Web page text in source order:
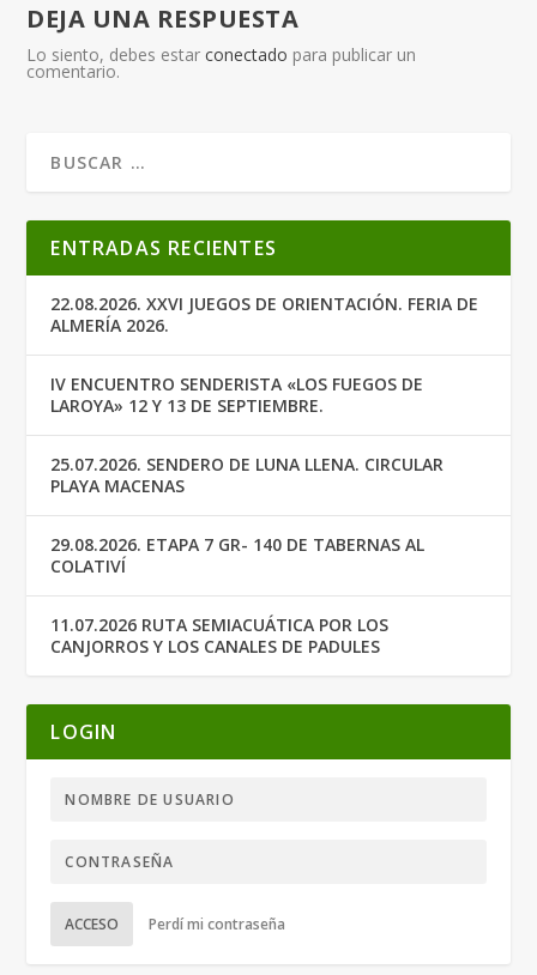
DEJA UNA RESPUESTA
Lo siento, debes estarconectado para publicar un
comentario.
ENTRADAS RECIENTES
22.08.2026. XXVI JUEGOS DE ORIENTACIÓN. FERIA DE
ALMERÍA 2026.
IV ENCUENTRO SENDERISTA «LOS FUEGOS DE
LAROYA» 12 Y 13 DE SEPTIEMBRE.
25.07.2026. SENDERO DE LUNA LLENA. CIRCULAR
PLAYA MACENAS
29.08.2026. ETAPA 7 GR- 140 DE TABERNAS AL
COLATIVÍ
11.07.2026 RUTA SEMIACUÁTICA POR LOS
CANJORROS Y LOS CANALES DE PADULES
LOGIN
ACCESO Perdí mi contraseña